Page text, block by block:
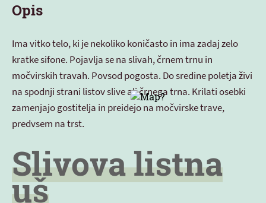
Opis
Ima vitko telo, ki je nekoliko koničasto in ima zadaj zelo
kratke sifone. Pojavlja se na slivah, črnem trnu in
močvirskih travah. Povsod pogosta. Do sredine poletja živi
na spodnji strani listov slive ali črnega trna. Krilati osebki
zamenjajo gostitelja in preidejo na močvirske trave,
predvsem na trst.
Slivova listna
uš